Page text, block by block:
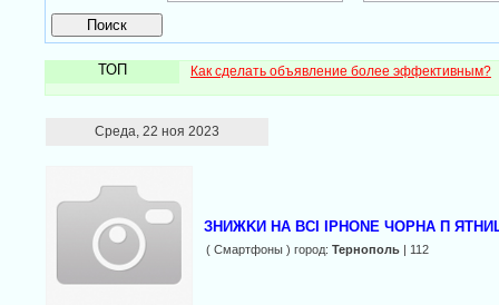
ТОП Как сделать объявление более эффективным?
Среда, 22 ноя 2023
ЗНИЖKИ НА ВСІ IPHONE ЧОРНА П
( Смартфоны ) город: Тернополь| 112